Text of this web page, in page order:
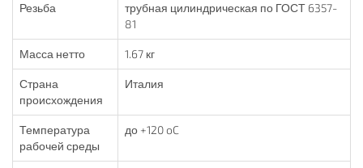
Резьба
трубная цилиндрическая по ГОСТ 6357-
81
Масса нетто 1.67 кг
Страна
происхождения
Италия
Температура
рабочей среды
до +120 oC